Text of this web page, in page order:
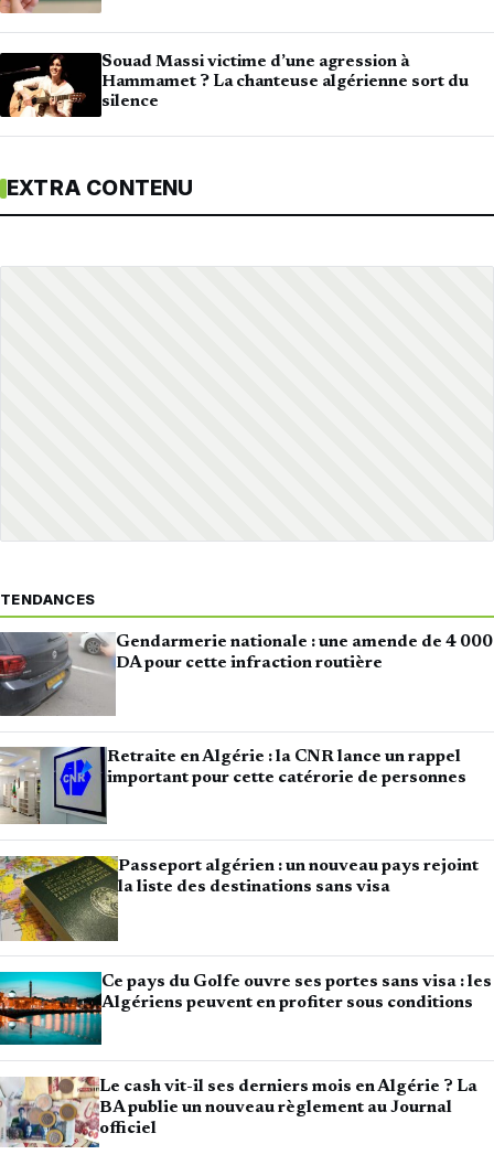
Souad Massi victime d’une agression à
Hammamet ? La chanteuse algérienne sort du
silence
EXTRA CONTENU
TENDANCES
Gendarmerie nationale : une amende de 4 000
DA pour cette infraction routière
Retraite en Algérie : la CNR lance un rappel
important pour cette catérorie de personnes
Passeport algérien : un nouveau pays rejoint
la liste des destinations sans visa
Ce pays du Golfe ouvre ses portes sans visa : les
Algériens peuvent en profiter sous conditions
Le cash vit-il ses derniers mois en Algérie ? La
BA publie un nouveau règlement au Journal
officiel